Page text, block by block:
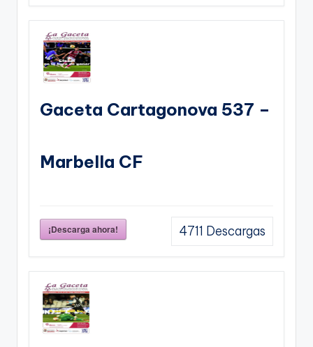
Gaceta Cartagonova 537 –
Marbella CF
¡Descarga ahora! 4711 Descargas